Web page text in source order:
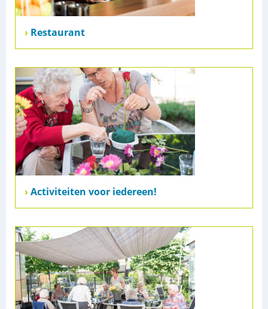
Restaurant
Activiteiten voor iedereen!